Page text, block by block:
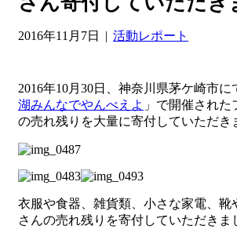
2016年11月7日 | 活動レポート
2016年10月30日、神奈川県茅ケ崎市に
湖みんなでやんべえよ 」で開催された
の売れ残りを大量に寄付していただき
衣服や食器、雑貨類、小さな家電、靴
さんの売れ残りを寄付していただきま